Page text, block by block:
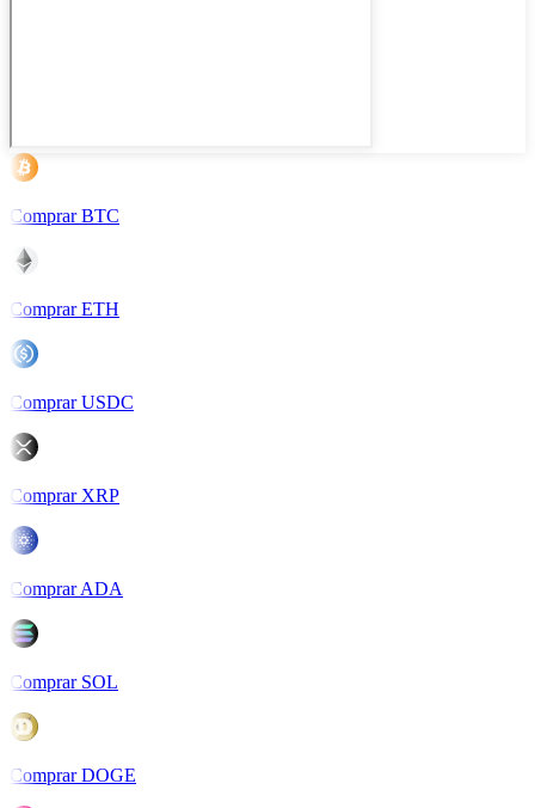
Comprar BTC
Comprar ETH
Comprar USDC
Comprar XRP
Comprar ADA
Comprar SOL
Comprar DOGE